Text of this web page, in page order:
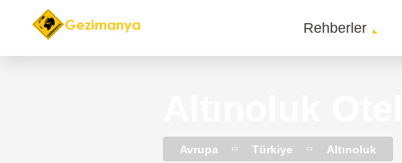
Main
Rehberler
Avrupa Türkiye Altınoluk